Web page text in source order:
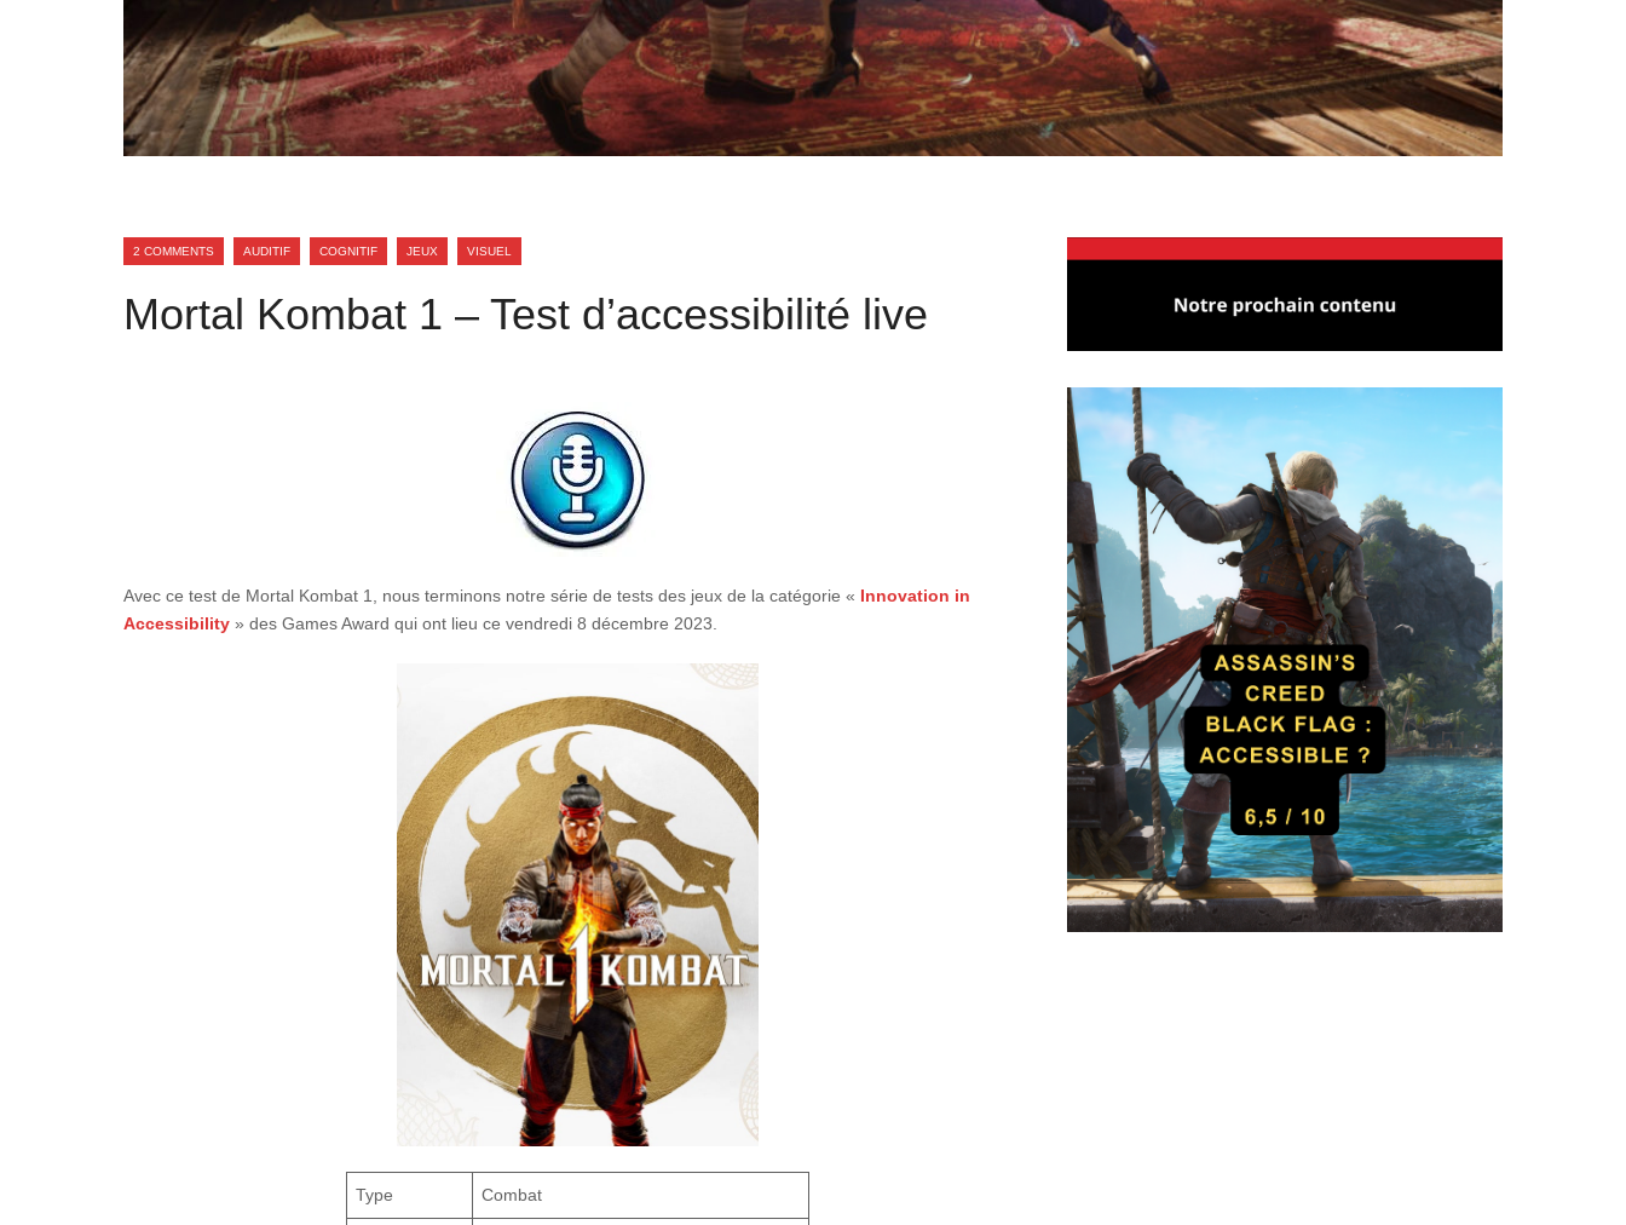
2 COMMENTS AUDITIF COGNITIF JEUX VISUEL
Mortal Kombat 1 – Test d’accessibilité live
Avec ce test de Mortal Kombat 1, nous terminons notre série de tests des jeux de la catégorie « Innovation in
Accessibility » des Games Award qui ont lieu ce vendredi 8 décembre 2023.
Type Combat